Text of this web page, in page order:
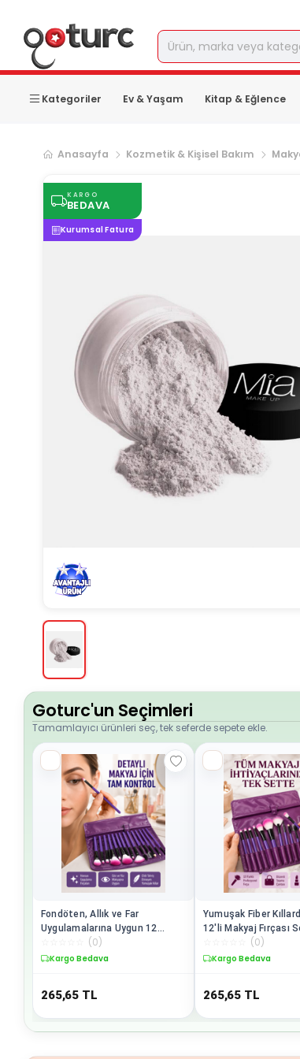
Kategoriler Ev & Yaşam Kitap & Eğlence
Anasayfa Kozmetik & Kişisel Bakım
KARGO
BEDAVA
Kurumsal Fatura
Goturc'un Seçimleri
Tamamlayıcı ürünleri seç, tek seferde sepete ekle.
Fondöten, Allık ve Far
Uygulamalarına Uygun 12
Parça Makyaj Fırça Takımı
Ergonomik Saplı
(0)
Kargo Bedava
265,65 TL
Yumuşak Fiber
12'li Makyaj Fırçası
Farı Allık ve Kontür
(0)
Kargo Bedava
265,65 TL